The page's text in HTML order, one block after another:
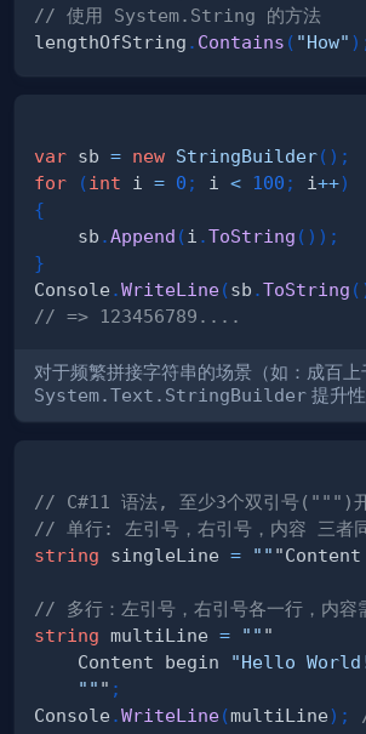
// 使用 System.String 的方法
lengthOfString . Contains ( "How" )
var sb = new StringBuilder( ) ;
for
(int i = 0 ; i < 100 ; i++)
{
    sb
.Append ( i .ToString ( ) ) ;
}
Console .WriteLine(sb .ToString (
// => 123456789....
对于频繁拼接字符串的场景（如：成百
System.Text.StringBuilder 提升
// C#11 语法, 至少3个双引号(""")开
// 单行: 左引号，右引号，内容 三者
string singleLine = ""
// 多行：左引号，右引号各一行，内容
string multiLine = ""
    Content begin
"Hello
"" " ;
Console .WriteLine(multiLine) ;